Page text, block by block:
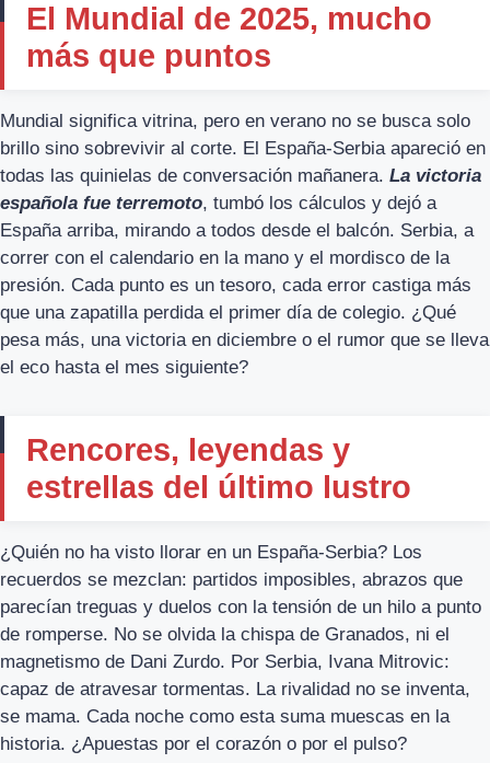
El Mundial de 2025, mucho
más que puntos
Mundial significa vitrina, pero en verano no se busca solo
brillo sino sobrevivir al corte. El España-Serbia apareció en
todas las quinielas de conversación mañanera. La victoria
española fue terremoto, tumbó los cálculos y dejó a
España arriba, mirando a todos desde el balcón. Serbia, a
correr con el calendario en la mano y el mordisco de la
presión. Cada punto es un tesoro, cada error castiga más
que una zapatilla perdida el primer día de colegio. ¿Qué
pesa más, una victoria en diciembre o el rumor que se lleva
el eco hasta el mes siguiente?
Rencores, leyendas y
estrellas del último lustro
¿Quién no ha visto llorar en un España-Serbia? Los
recuerdos se mezclan: partidos imposibles, abrazos que
parecían treguas y duelos con la tensión de un hilo a punto
de romperse. No se olvida la chispa de Granados, ni el
magnetismo de Dani Zurdo. Por Serbia, Ivana Mitrovic:
capaz de atravesar tormentas. La rivalidad no se inventa,
se mama. Cada noche como esta suma muescas en la
historia. ¿Apuestas por el corazón o por el pulso?